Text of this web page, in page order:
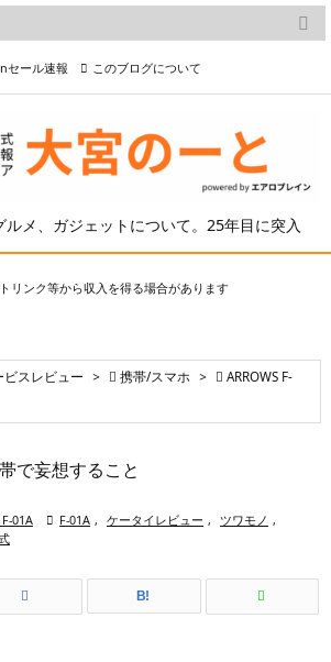
メ、ガジェットについて。25年目に突入

メニュー

検索
セール速報 このブログについて
リンク等から収入を得る場合があります
スレビュー >  携帯/スマホ >  ARROWS F-
で妄想すること
01A  F-01A , ケータイレビュー , ツワモノ ,
B!